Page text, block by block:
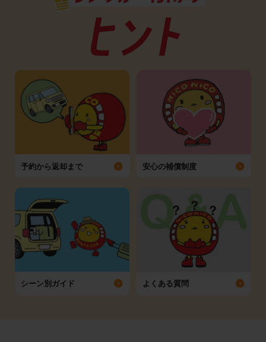
予約から返却まで 安心の補償制度
シーン別ガイド よくある質問